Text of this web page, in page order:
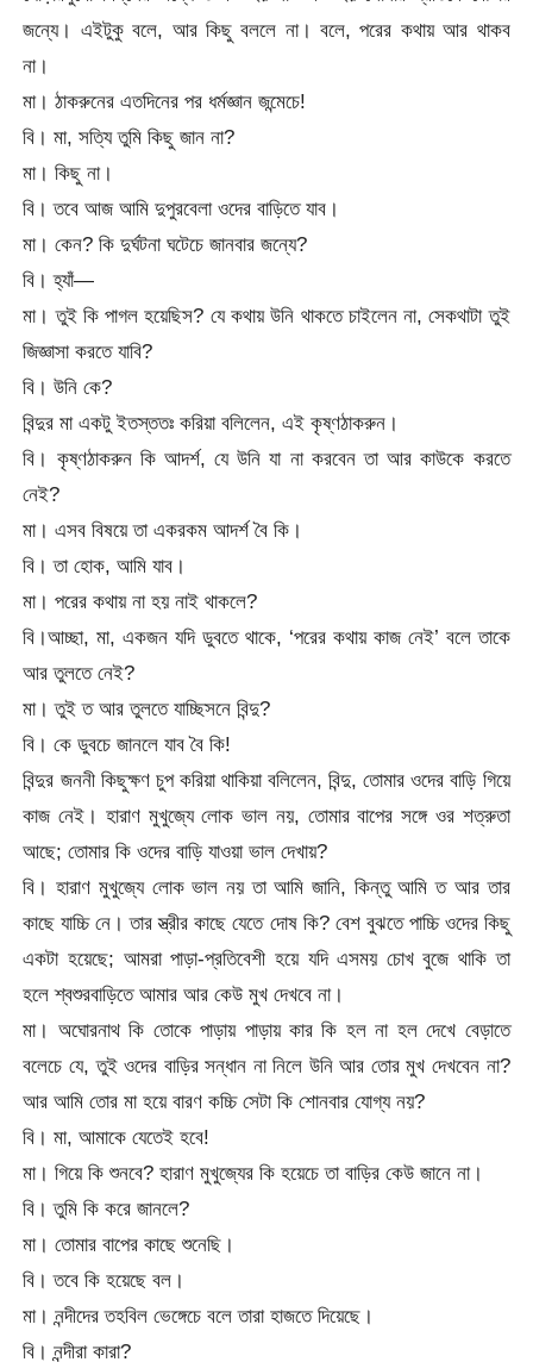
জন্যে। এইটুকু বলে, আর কিছু বললে না। বলে, পরের কথায় আর থাকব
না।
মা। ঠাকরুনের এতদিনের পর ধর্মজ্ঞান জন্মেচে!
বি। মা, সত্যি তুমি কিছু জান না?
মা। কিছু না।
বি। তবে আজ আমি দুপুরবেলা ওদের বাড়িতে যাব।
মা। কেন? কি দুর্ঘটনা ঘটেচে জানবার জন্যে?
বি। হ্যাঁ—
মা। তুই কি পাগল হয়েছিস? যে কথায় উনি থাকতে চাইলেন না, সেকথাটা তুই
জিজ্ঞাসা করতে যাবি?
বি। উনি কে?
বিন্দুর মা একটু ইতস্ততঃ করিয়া বলিলেন, এই কৃষ্ণঠাকরুন।
বি। কৃষ্ণঠাকরুন কি আদর্শ, যে উনি যা না করবেন তা আর কাউকে করতে
নেই?
মা। এসব বিষয়ে তা একরকম আদর্শ বৈ কি।
বি। তা হোক, আমি যাব।
মা। পরের কথায় না হয় নাই থাকলে?
বি।আচ্ছা, মা, একজন যদি ডুবতে থাকে, ‘পরের কথায় কাজ নেই’ বলে তাকে
আর তুলতে নেই?
মা। তুই ত আর তুলতে যাচ্ছিসনে বিন্দু?
বি। কে ডুবচে জানলে যাব বৈ কি!
বিন্দুর জননী কিছুক্ষণ চুপ করিয়া থাকিয়া বলিলেন, বিন্দু, তোমার ওদের বাড়ি গিয়ে
কাজ নেই। হারাণ মুখুজ্যে লোক ভাল নয়, তোমার বাপের সঙ্গে ওর শত্রুতা
আছে; তোমার কি ওদের বাড়ি যাওয়া ভাল দেখায়?
বি। হারাণ মুখুজ্যে লোক ভাল নয় তা আমি জানি, কিন্তু আমি ত আর তার
কাছে যাচ্চি নে। তার স্ত্রীর কাছে যেতে দোষ কি? বেশ বুঝতে পাচ্চি ওদের কিছু
একটা হয়েছে; আমরা পাড়া-প্রতিবেশী হয়ে যদি এসময় চোখ বুজে থাকি তা
হলে শ্বশুরবাড়িতে আমার আর কেউ মুখ দেখবে না।
মা। অঘোরনাথ কি তোকে পাড়ায় পাড়ায় কার কি হল না হল দেখে বেড়াতে
বলেচে যে, তুই ওদের বাড়ির সন্ধান না নিলে উনি আর তোর মুখ দেখবেন না?
আর আমি তোর মা হয়ে বারণ কচ্চি সেটা কি শোনবার যোগ্য নয়?
বি। মা, আমাকে যেতেই হবে!
মা। গিয়ে কি শুনবে? হারাণ মুখুজ্যের কি হয়েচে তা বাড়ির কেউ জানে না।
বি। তুমি কি করে জানলে?
মা। তোমার বাপের কাছে শুনেছি।
বি। তবে কি হয়েছে বল।
মা। নন্দীদের তহবিল ভেঙ্গেচে বলে তারা হাজতে দিয়েছে।
বি। নন্দীরা কারা?